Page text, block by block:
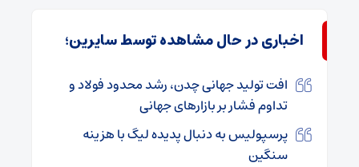
اخباری در حال مشاهده توسط سایرین؛
افت تولید جهانی چدن، رشد محدود فولاد و
تداوم فشار بر بازارهای جهانی
پرسپولیس به دنبال پدیده لیگ با هزینه
سنگین